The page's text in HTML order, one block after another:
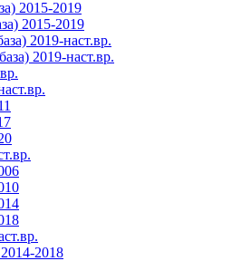
2015-2019
2015-2019
2019-наст.вр.
2019-наст.вр.
2018